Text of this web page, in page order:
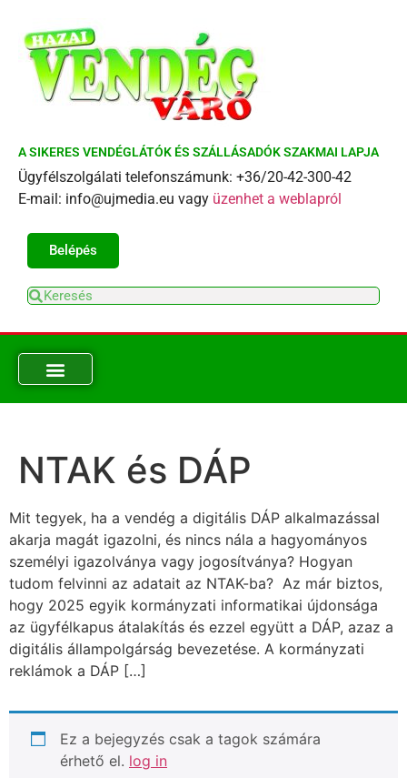
A SIKERES VENDÉGLÁTÓK ÉS SZÁLLÁSADÓK SZAKMAI LAPJA
Ügyfélszolgálati telefonszámunk: +36/20-42-300-42
E-mail: info@ujmedia.eu vagy üzenhet a weblapról
Belépés
NTAK és DÁP
Mit tegyek, ha a vendég a digitális DÁP alkalmazással
akarja magát igazolni, és nincs nála a hagyományos
személyi igazolványa vagy jogosítványa? Hogyan
tudom felvinni az adatait az NTAK-ba? Az már biztos,
hogy 2025 egyik kormányzati informatikai újdonsága
az ügyfélkapus átalakítás és ezzel együtt a DÁP, azaz a
digitális állampolgárság bevezetése. A kormányzati
reklámok a DÁP […]
Ez a bejegyzés csak a tagok számára
érhető el. log in